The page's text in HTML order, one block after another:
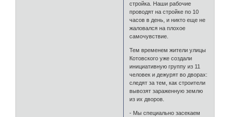
стройка. Наши рабочие
проводят на стройке по 10
часов в день, и никто еще не
жаловался на плохое
самочувствие.
Тем временем жители улицы
Котовского уже создали
инициативную группу из 11
человек и дежурят во дворах:
следят за тем, как строители
вывозят зараженную землю
из их дворов.
- Мы специально засекаем